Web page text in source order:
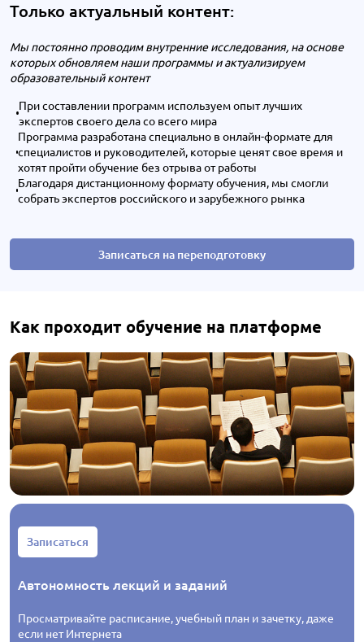
Только актуальный контент:
Мы постоянно проводим внутренние исследования, на основе
которых обновляем наши программы и актуализируем
образовательный контент
При составлении программ используем опыт лучших
экспертов своего дела со всего мира
Программа разработана специально в онлайн-формате для
специалистов и руководителей, которые ценят свое время и
хотят пройти обучение без отрыва от работы
Благодаря дистанционному формату обучения, мы смогли
собрать экспертов российского и зарубежного рынка
Записаться на переподготовку
Как проходит обучение на платформе
Записаться
Автономность лекций и заданий
Просматривайте расписание, учебный план и зачетку, даже
если нет Интернета